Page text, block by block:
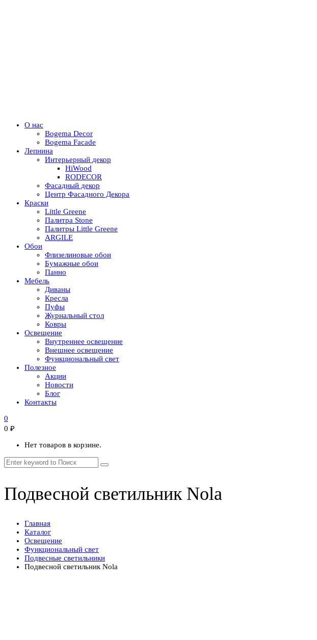
О нас
Bogema Decor
Bogema Facade
Лепнина
Интерьерный декор
HiWood
RODECOR
Фасадный декор
Центр Фасадного Декора
Краски
Little Greene
Палитра Stone
Палитры Little Greene
ARGILE
Обои
Флизелиновые обои
Бумажные обои
Панно
Мебель
Диваны
Кресла
Пуфы
Журнальный стол
Ковры
Освещение
Внутреннее освещение
Внешнее освещение
Функциональный свет
Полезное
Акции
Новости
Блог
Контакты
0
0 ₽
Нет товаров в корзине.
Подвесной светильник Nola
Главная
Каталог
Освещение
Функциональный свет
Подвесные светильники
Подвесной светильник Nola